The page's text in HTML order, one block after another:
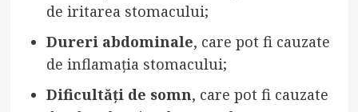
de iritarea stomacului;
Dureri abdominale, care pot fi cauzate
de inflamația stomacului;
Dificultăți de somn, care pot fi cauzate